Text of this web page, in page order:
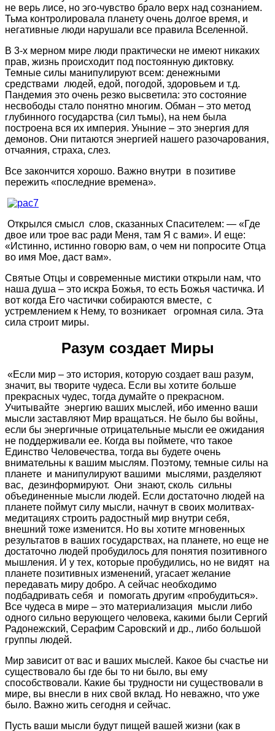
не верь лисе, но эго-чувство брало верх над сознанием.
Тьма контролировала планету очень долгое время, и
негативные люди нарушали все правила Вселенной.
В 3-х мерном мире люди практически не имеют никаких
прав, жизнь происходит под постоянную диктовку.
Темные силы манипулируют всем: денежными
средствами людей, едой, погодой, здоровьем и т.д.
Пандемия это очень резко высветила: это состояние
несвободы стало понятно многим. Обман – это метод
глубинного государства (сил тьмы), на нем была
построена вся их империя. Уныние – это энергия для
демонов. Они питаются энергией нашего разочарования,
отчаяния, страха, слез.
Все закончится хорошо. Важно внутри в позитиве
пережить «последние времена».
Открылся смысл слов, сказанных Спасителем: — «Где
двое или трое вас ради Меня, там Я с вами». И еще:
«Истинно, истинно говорю вам, о чем ни попросите Отца
во имя Мое, даст вам».
Святые Отцы и современные мистики открыли нам, что
наша душа – это искра Божья, то есть Божья частичка. И
вот когда Его частички собираются вместе, с
устремлением к Нему, то возникает огромная сила. Эта
сила строит миры.
Разум создает Миры
«Если мир – это история, которую создает ваш разум,
значит, вы творите чудеса. Если вы хотите больше
прекрасных чудес, тогда думайте о прекрасном.
Учитывайте энергию ваших мыслей, ибо именно ваши
мысли заставляют Мир вращаться. Не было бы войны,
если бы энергичные отрицательные мысли ее ожидания
не поддерживали ее. Когда вы поймете, что такое
Единство Человечества, тогда вы будете очень
внимательны к вашим мыслям. Поэтому, темные силы на
планете и манипулируют вашими мыслями, разделяют
вас, дезинформируют. Они знают, сколь сильны
объединенные мысли людей. Если достаточно людей на
планете поймут силу мысли, начнут в своих молитвах-
медитациях строить радостный мир внутри себя,
внешний тоже изменится. Но вы хотите мгновенных
результатов в ваших государствах, на планете, но еще не
достаточно людей пробудилось для понятия позитивного
мышления. И у тех, которые пробудились, но не видят на
планете позитивных изменений, угасает желание
передавать миру добро. А сейчас необходимо
подбадривать себя и помогать другим «пробудиться».
Все чудеса в мире – это материализация мысли либо
одного сильно верующего человека, какими были Сергий
Радонежский, Серафим Саровский и др., либо большой
группы людей.
Мир зависит от вас и ваших мыслей. Какое бы счастье ни
существовало бы где бы то ни было, вы ему
способствовали. Какие бы трудности ни существовали в
мире, вы внесли в них свой вклад. Но неважно, что уже
было. Важно жить сегодня и сейчас.
Пусть ваши мысли будут пищей вашей жизни (как в